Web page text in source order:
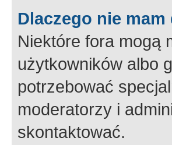
Dlaczego nie
Niektóre fora mogą
użytkowników albo
potrzebować
moderatorzy i
skontaktować.